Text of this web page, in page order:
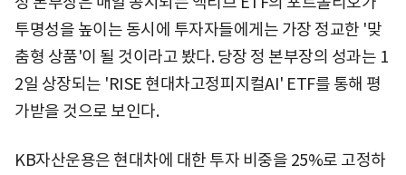
투명성을 높이는 동시에 투자자들에게는 가장 정교한 '맞
춤형 상품'이 될 것이라고 봤다. 당장 정 본부장의 성과는 1
2일 상장되는 'RISE 현대차고정피지컬AI' ETF를 통해 평
가받을 것으로 보인다.
KB자산운용은 현대차에 대한 투자 비중을 25%로 고정하